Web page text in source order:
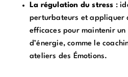
La régulation du stress :
perturbateurs et appliquer
efficaces pour maintenir un
d’énergie, comme le
ateliers des Émotions.